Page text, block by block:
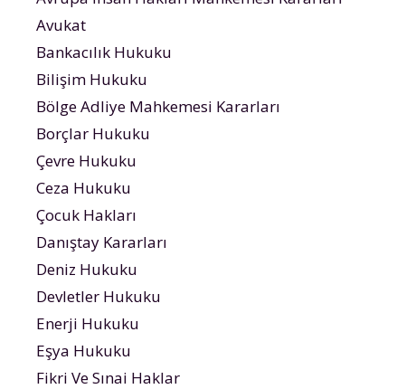
Avukat
Bankacılık Hukuku
Bilişim Hukuku
Bölge Adliye Mahkemesi Kararları
Borçlar Hukuku
Çevre Hukuku
Ceza Hukuku
Çocuk Hakları
Danıştay Kararları
Deniz Hukuku
Devletler Hukuku
Enerji Hukuku
Eşya Hukuku
Fikri Ve Sınai Haklar